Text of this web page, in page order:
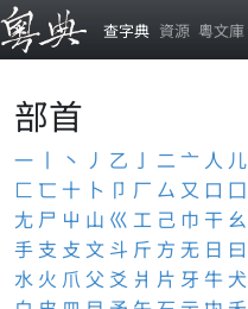
查字典 資源 粵文庫
部首
一 丨 丶 丿 乙 亅 二 亠 人 儿
匚 匸 十 卜 卩 厂 厶 又 口 囗
尢 尸 屮 山 巛 工 己 巾 干 幺
手 支 攴 文 斗 斤 方 无 日 曰
水 火 爪 父 爻 爿 片 牙 牛 犬